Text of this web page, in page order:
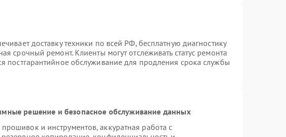
доставку техники по всей РФ, бесплатную диагностику
срочный ремонт. Клиенты могут отслеживать статус ремонта
постгарантийное обслуживание для продления срока службы
решение и безопасное обслуживание данных
и инструментов, аккуратная работа с